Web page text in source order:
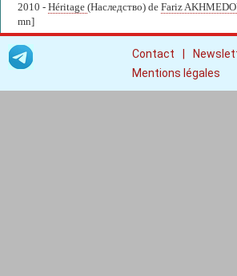
2010 - Héritage (Наследство) de Fariz
mn]
Contact
Mentions légales